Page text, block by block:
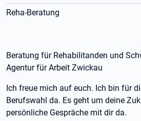
Reha-Beratung
Beratung für Rehabilitanden und
Agentur für Arbeit Zwickau
Ich freue mich auf euch. Ich bin für
Berufswahl da. Es geht um deine
persönliche Gespräche mit dir da.